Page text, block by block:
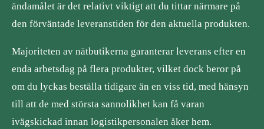
ändamålet är det relativt viktigt att du tittar närmare på
den förväntade leveranstiden för den aktuella produkten.
Majoriteten av nätbutikerna garanterar leverans efter en
enda arbetsdag på flera produkter, vilket dock beror på
om du lyckas beställa tidigare än en viss tid, med hänsyn
till att de med största sannolikhet kan få varan
ivägskickad innan logistikpersonalen åker hem.